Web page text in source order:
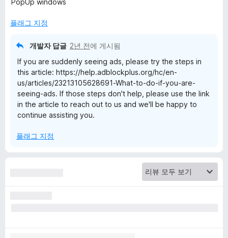
l
u
s
에
대
한
점
PopUp windows
플래그 지정
개발자 답글 2년 전에 게시됨
If you are suddenly seeing ads, please try the steps in
this article: https://help.adblockplus.org/hc/en-
us/articles/23213105628691-What-to-do-if-you-are-
seeing-ads. If those steps don't help, please use the link
in the article to reach out to us and we'll be happy to
continue assisting you.
플래그 지정